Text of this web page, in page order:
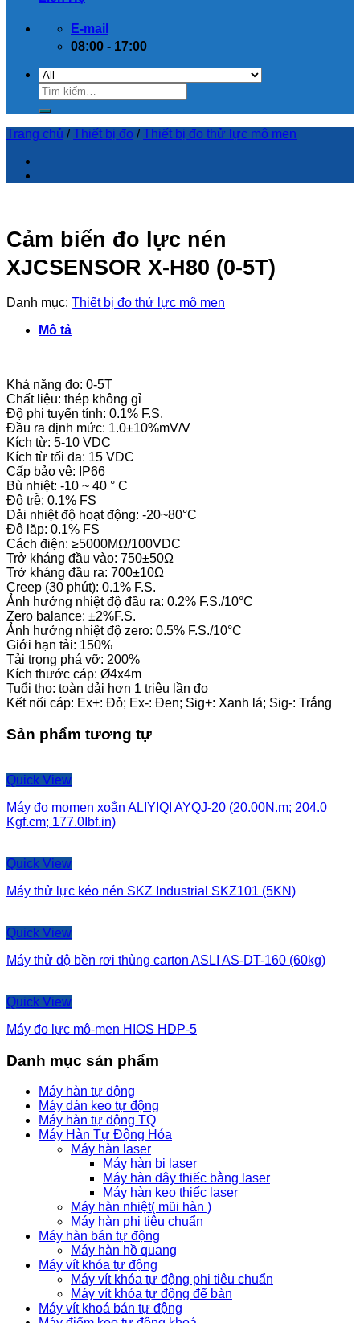
E-mail
08:00 - 17:00
Trang chủ / Thiết bị đo / Thiết bị đo thử lực mô men
Cảm biến đo lực nén
XJCSENSOR X-H80 (0-5T)
Danh mục: Thiết bị đo thử lực mô men
Mô tả
Khả năng đo: 0-5T
Chất liệu: thép không gỉ
Độ phi tuyến tính: 0.1% F.S.
Đầu ra định mức: 1.0±10%mV/V
Kích từ: 5-10 VDC
Kích từ tối đa: 15 VDC
Cấp bảo vệ: IP66
Bù nhiệt: -10 ~ 40 ° C
Độ trễ: 0.1% FS
Dải nhiệt độ hoạt động: -20~80°C
Độ lặp: 0.1% FS
Cách điện: ≥5000MΩ/100VDC
Trở kháng đầu vào: 750±50Ω
Trở kháng đầu ra: 700±10Ω
Creep (30 phút): 0.1% F.S.
Ảnh hưởng nhiệt độ đầu ra: 0.2% F.S./10°C
Zero balance: ±2%F.S.
Ảnh hưởng nhiệt độ zero: 0.5% F.S./10°C
Giới hạn tải: 150%
Tải trọng phá vỡ: 200%
Kích thước cáp: Ø4x4m
Tuổi thọ: toàn dải hơn 1 triệu lần đo
Kết nối cáp: Ex+: Đỏ; Ex-: Đen; Sig+: Xanh lá; Sig-: Trắng
Sản phẩm tương tự
Quick View
Máy đo momen xoắn ALIYIQI AYQJ-20 (20.00N.m; 204.0
Kgf.cm; 177.0Ibf.in)
Quick View
Máy thử lực kéo nén SKZ Industrial SKZ101 (5KN)
Quick View
Máy thử độ bền rơi thùng carton ASLI AS-DT-160 (60kg)
Quick View
Máy đo lực mô-men HIOS HDP-5
Danh mục sản phẩm
Máy hàn tự động
Máy dán keo tự động
Máy hàn tự động TQ
Máy Hàn Tự Động Hóa
Máy hàn laser
Máy hàn bi laser
Máy hàn dây thiếc bằng laser
Máy hàn keo thiếc laser
Máy hàn nhiệt( mũi hàn )
Máy hàn phi tiêu chuẩn
Máy hàn bán tự động
Máy hàn hồ quang
Máy vít khóa tự động
Máy vít khóa tự động phi tiêu chuẩn
Máy vít khóa tự động để bàn
Máy vít khoá bán tự động